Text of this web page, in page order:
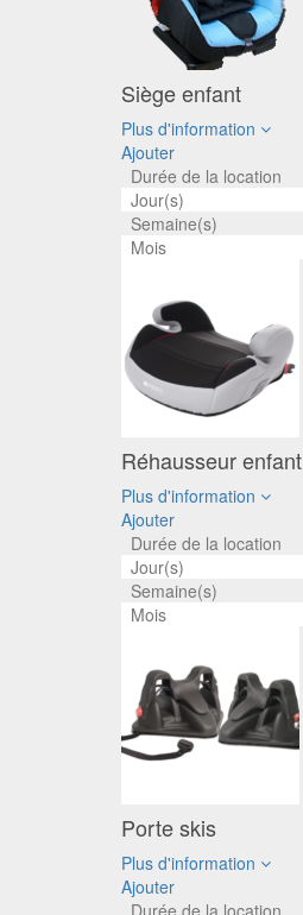
Siège enfant
Plus d'information
Ajouter
Durée de la location
Jour(s)
Semaine(s)
Mois
Réhausseur enfant
Plus d'information
Ajouter
Durée de la location
Jour(s)
Semaine(s)
Mois
Porte skis
Plus d'information
Ajouter